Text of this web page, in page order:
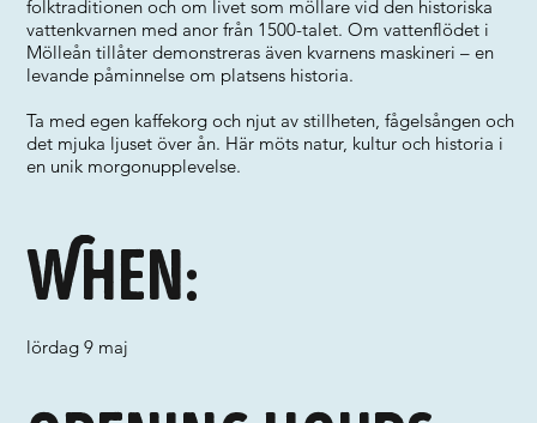
folktraditionen och om livet som möllare vid den historiska
vattenkvarnen med anor från 1500-talet. Om vattenflödet i
Mölleån tillåter demonstreras även kvarnens maskineri – en
levande påminnelse om platsens historia.
Ta med egen kaffekorg och njut av stillheten, fågelsången och
det mjuka ljuset över ån. Här möts natur, kultur och historia i
en unik morgonupplevelse.
When:
lördag 9 maj